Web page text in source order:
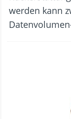
werden kann